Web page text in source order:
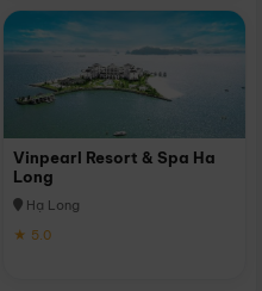
Vinpearl Resort & Spa Ha
Long
Hạ Long
★ 5.0